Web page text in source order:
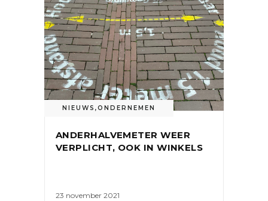
NIEUWS ,ONDERNEMEN
ANDERHALVEMETER WEER
VERPLICHT, OOK IN WINKELS
23 november 2021